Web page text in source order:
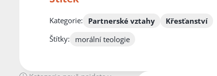
Kategorie: Partnerské vztahy
Křesťanství
Štítky:
morální teologie